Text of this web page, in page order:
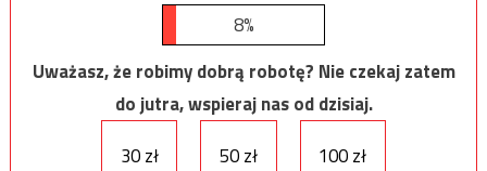
8%
Uważasz, że robimy dobrą robotę? Nie czekaj zatem
do jutra, wspieraj nas od dzisiaj.
30 zł
50 zł 100 zł